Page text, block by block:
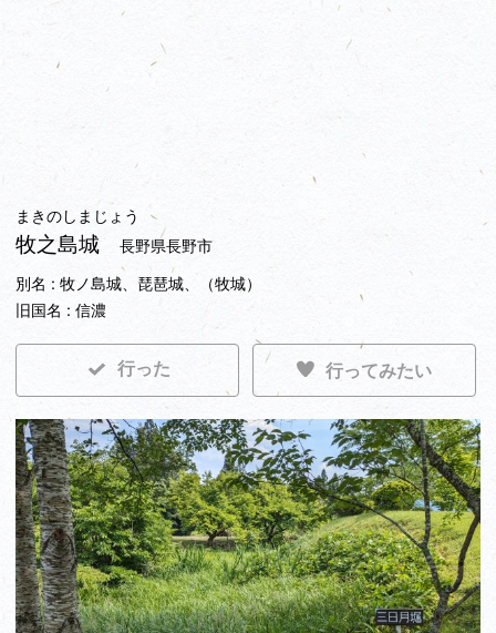
まきのしまじょう
牧之島城
長野県長野市
別名 : 牧ノ島城、琵琶城、（牧城）
旧国名 : 信濃
行った 行ってみたい